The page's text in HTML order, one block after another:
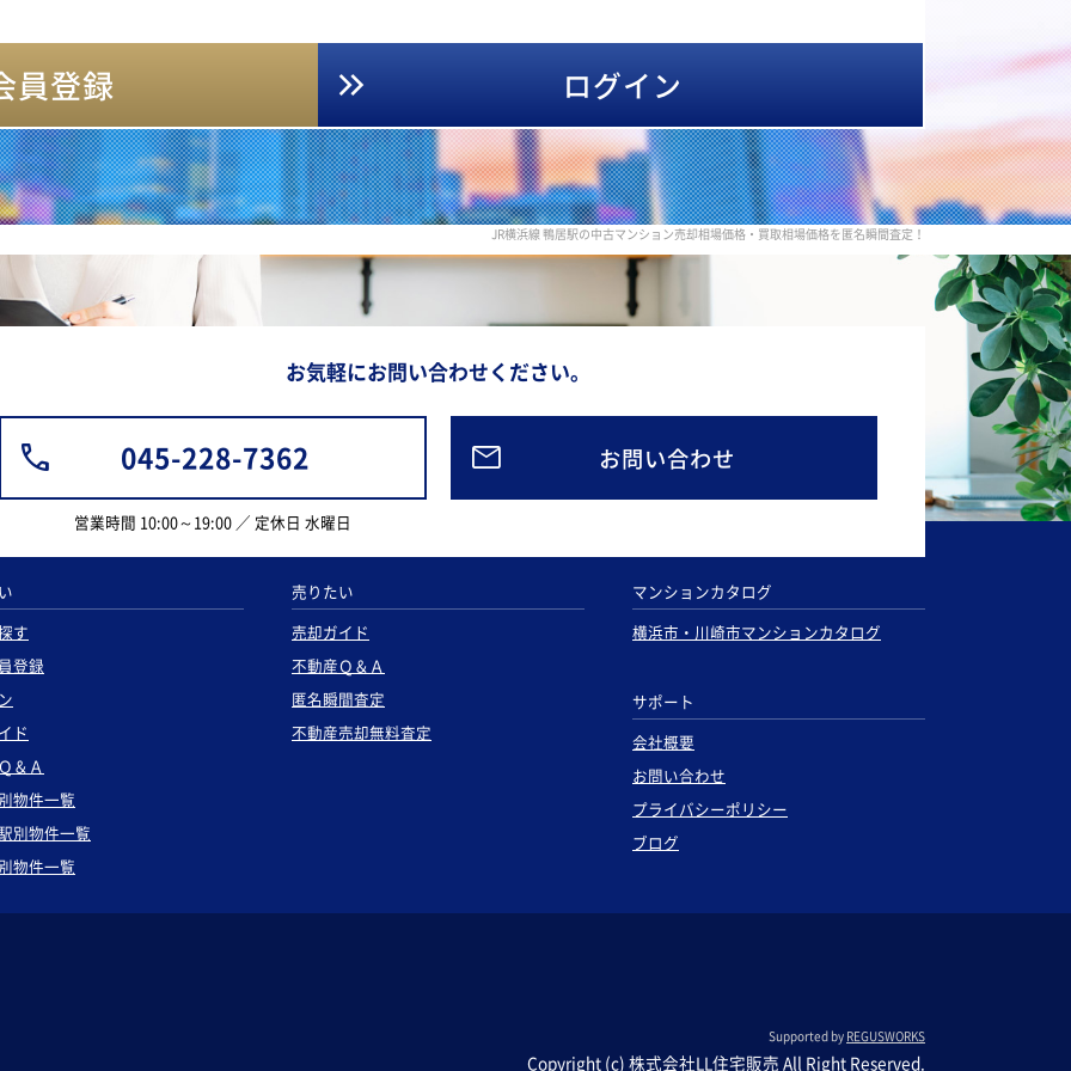
員登録 ログイン
JR横浜線 鴨居駅の中古マンション売却相場価格・買取相場価格を匿名瞬間査定！
お気軽にお問い合わせください。
045-228-7362
営業時間 10:00～19:00 ／ 定休日 水曜日
お問い合わせ
す
登録
ド
＆Ａ
物件一覧
別物件一覧
物件一覧
売りたい
売却ガイド
不動産Ｑ＆Ａ
匿名瞬間査定
不動産売却無料査定
マンションカタログ
横浜市・川崎市マンションカタログ
サポート
会社概要
お問い合わせ
プライバシーポリシー
ブログ
Supported by REGUSWORKS
Copyright (c) 株式会社LL住宅販売 All Right Reserved.